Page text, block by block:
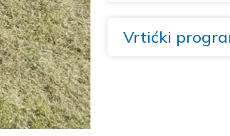
Vrtićki